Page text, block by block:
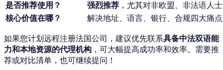
是否推荐使用？
强烈推荐 ，尤其对非欧盟、非法语人士
核心价值在哪？
解决地址、语言、银行、合规四大痛
如果您计划远程注册法国公司，建议优先联系具备中法双语能
力和本地资源的代理机构 ，可大幅提高成功率和效率。需要推
荐或对比清单，也可继续提问！